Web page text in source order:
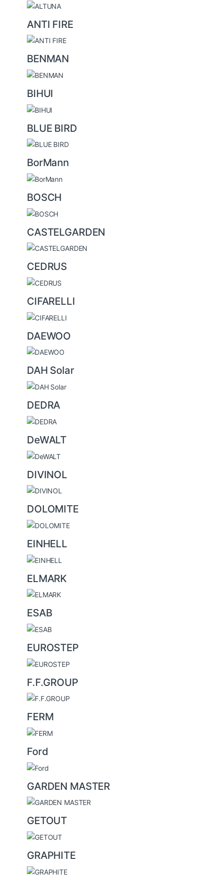
ANTI FIRE
BENMAN
BIHUI
BLUE BIRD
BorMann
BOSCH
CASTELGARDEN
CEDRUS
CIFARELLI
DAEWOO
DAH Solar
DEDRA
DeWALT
DIVINOL
DOLOMITE
EINHELL
ELMARK
ESAB
EUROSTEP
F.F.GROUP
FERM
Ford
GARDEN MASTER
GETOUT
GRAPHITE